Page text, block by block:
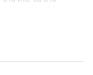
ou de 5